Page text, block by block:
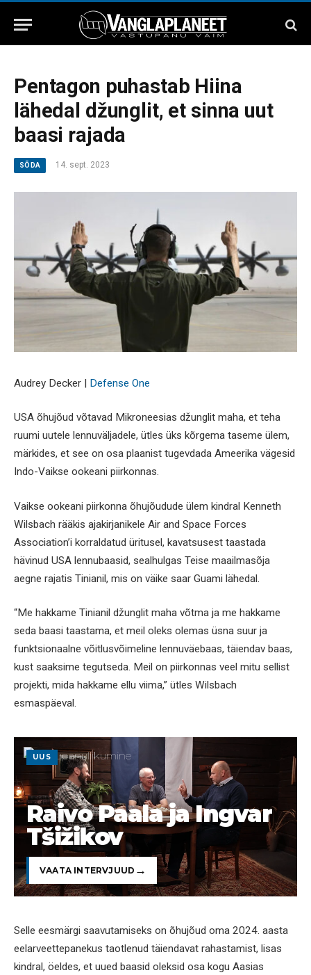
Pentagon puhastab Hiina
lähedal džunglit, et sinna uut
baasi rajada
SÕDA 14. sept. 2023
Audrey Decker | Defense One
USA õhujõud võtavad Mikroneesias džunglit maha, et teha
ruumi uutele lennuväljadele, ütles üks kõrgema taseme ülem,
märkides, et see on osa plaanist tugevdada Ameerika vägesid
Indo-Vaikse ookeani piirkonnas.
Vaikse ookeani piirkonna õhujõudude ülem kindral Kenneth
Wilsbach rääkis ajakirjanikele Air and Space Forces
Association’i korraldatud üritusel, kavatsusest taastada
hävinud USA lennubaasid, sealhulgas Teise maailmasõja
aegne rajatis Tinianil, mis on väike saar Guami lähedal.
“Me hakkame Tinianil džunglit maha võtma ja me hakkame
seda baasi taastama, et meil oleks olemas üsna suur ja
funktsionaalne võitlusvõimeline lennuväebaas, täiendav baas,
kust saaksime tegutseda. Meil on piirkonnas veel mitu sellist
projekti, mida hakkame ellu viima,” ütles Wilsbach
esmaspäeval.
UUS
Raivo Paala ja Ingvar
Tšižikov
VAATA INTERVJUUD
Selle eesmärgi saavutamiseks on õhujõud oma 2024. aasta
eelarveettepanekus taotlenud täiendavat rahastamist, lisas
kindral, öeldes, et uued baasid oleksid osa kogu Aasias